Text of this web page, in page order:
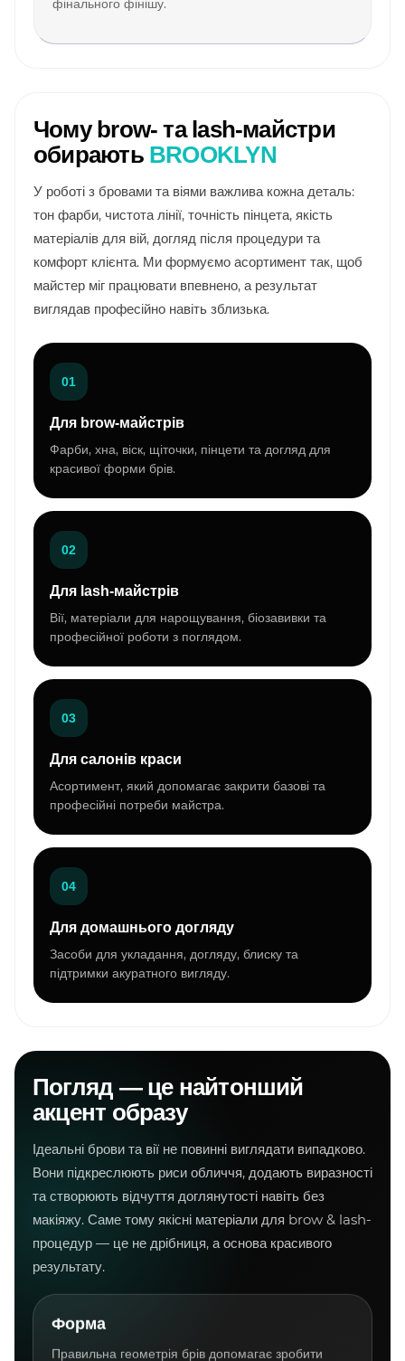
фінального фінішу.
Чому brow- та lash-майстри
обирають BROOKLYN
У роботі з бровами та віями важлива кожна деталь:
тон фарби, чистота лінії, точність пінцета, якість
матеріалів для вій, догляд після процедури та
комфорт клієнта. Ми формуємо асортимент так, щоб
майстер міг працювати впевнено, а результат
виглядав професійно навіть зблизька.
01
Для brow-майстрів
Фарби, хна, віск, щіточки, пінцети та догляд для
красивої форми брів.
02
Для lash-майстрів
Вії, матеріали для нарощування, біозавивки та
професійної роботи з поглядом.
03
Для салонів краси
Асортимент, який допомагає закрити базові та
професійні потреби майстра.
04
Для домашнього догляду
Засоби для укладання, догляду, блиску та
підтримки акуратного вигляду.
Погляд — це найтонший
акцент образу
Ідеальні брови та вії не повинні виглядати випадково.
Вони підкреслюють риси обличчя, додають виразності
та створюють відчуття доглянутості навіть без
макіяжу. Саме тому якісні матеріали для brow & lash-
процедур — це не дрібниця, а основа красивого
результату.
Форма
Правильна геометрія брів допомагає зробити